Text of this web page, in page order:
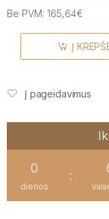
Be PVM: 165,64€
Į
Į pageidavimus
0
dienos
: